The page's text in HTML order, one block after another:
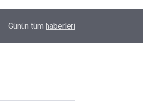
Türkiye’yi temsil edecek
Günün tüm haberleri